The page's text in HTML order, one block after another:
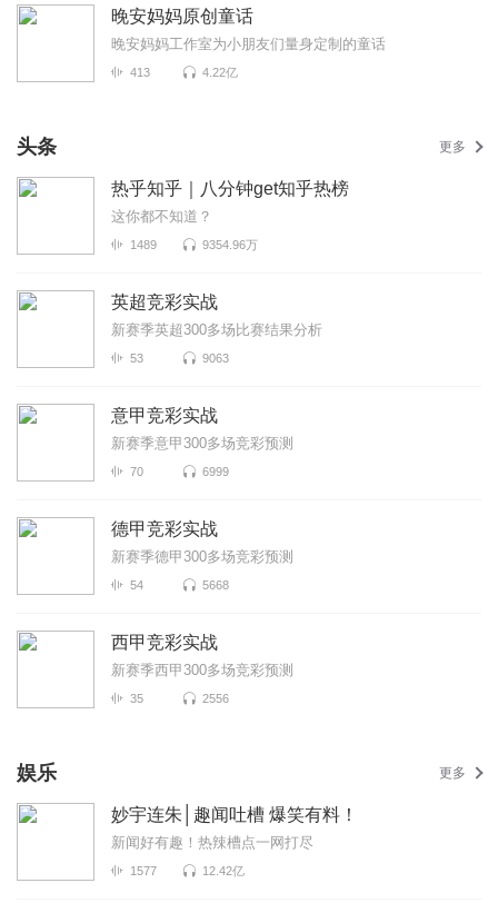
晚安妈妈原创童话
晚安妈妈工作室为小朋友们量身定制的童话
413 4.22亿
头条 更多
热乎知乎｜八分钟get知乎热榜
这你都不知道？
1489 9354.96万
英超竞彩实战
新赛季英超300多场比赛结果分析
53 9063
意甲竞彩实战
新赛季意甲300多场竞彩预测
70 6999
德甲竞彩实战
新赛季德甲300多场竞彩预测
54 5668
西甲竞彩实战
新赛季西甲300多场竞彩预测
35 2556
娱乐 更多
妙宇连朱│趣闻吐槽 爆笑有料！
新闻好有趣！热辣槽点一网打尽
1577 12.42亿